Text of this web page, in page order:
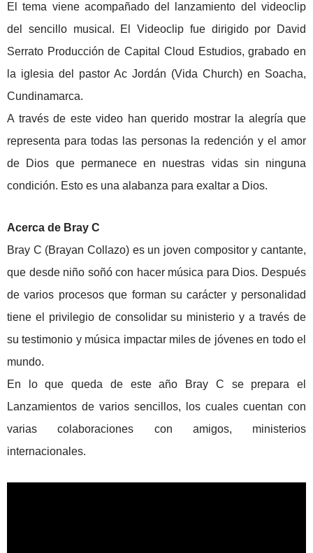
El tema viene acompañado del lanzamiento del videoclip
del sencillo musical. El Videoclip fue dirigido por David
Serrato Producción de Capital Cloud Estudios, grabado en
la iglesia del pastor Ac Jordán (Vida Church) en Soacha,
Cundinamarca.
A través de este video han querido mostrar la alegría que
representa para todas las personas la redención y el amor
de Dios que permanece en nuestras vidas sin ninguna
condición. Esto es una alabanza para exaltar a Dios.
Acerca de Bray C
Bray C (Brayan Collazo) es un joven compositor y cantante,
que desde niño soñó con hacer música para Dios. Después
de varios procesos que forman su carácter y personalidad
tiene el privilegio de consolidar su ministerio y a través de
su testimonio y música impactar miles de jóvenes en todo el
mundo.
En lo que queda de este año Bray C se prepara el
Lanzamientos de varios sencillos, los cuales cuentan con
varias colaboraciones con amigos, ministerios
internacionales.